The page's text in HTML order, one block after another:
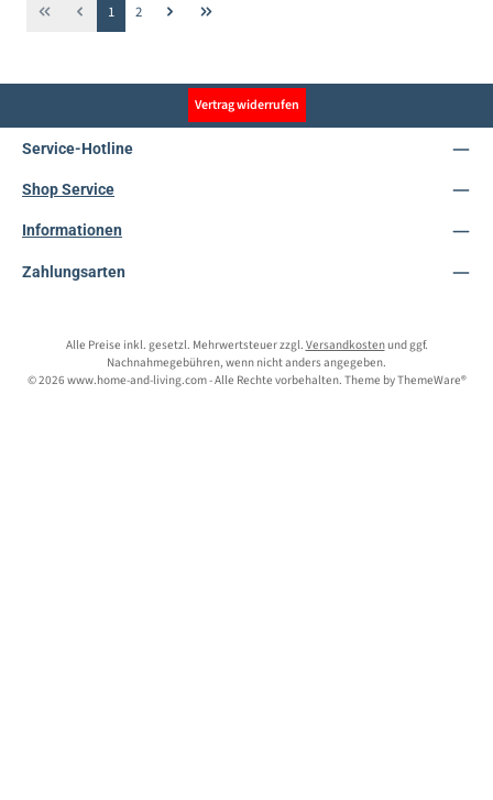
Seite
1 Seite
2
Vertrag widerrufen
Service-Hotline
Shop Service
Informationen
Zahlungsarten
Alle Preise inkl. gesetzl. Mehrwertsteuer zzgl. Versandkostenund ggf.
Nachnahmegebühren, wenn nicht anders angegeben.
© 2026 www.home-and-living.com - Alle Rechte vorbehalten. Theme byThemeWare®